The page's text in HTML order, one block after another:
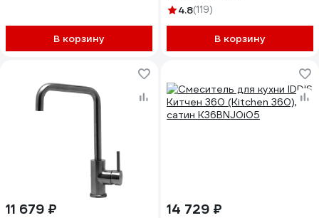
В корзину
4.8(119)
В корзину
11 679 ₽ 14 729 ₽